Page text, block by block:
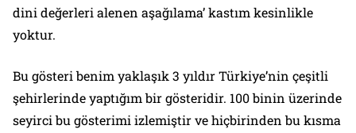
dini değerleri alenen aşağılama’ kastım kesinlikle
yoktur.
Bu gösteri benim yaklaşık 3 yıldır Türkiye’nin çeşitli
şehirlerinde yaptığım bir gösteridir. 100 binin üzerinde
seyirci bu gösterimi izlemiştir ve hiçbirinden bu kısma